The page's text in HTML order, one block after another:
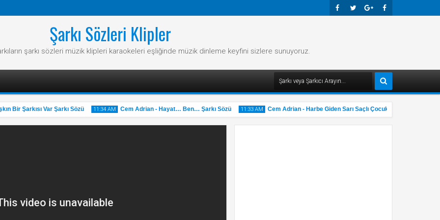
Şarkı Sözleri Klipler
şarkı sözleri müzik klipleri karaokeleri eşliğinde müzik dinleme keyfini sizlere sunuyoruz.
Şarkısı Var Şarkı Sözü 11:34 AM Cem Adrian - Hayat… Ben… Şarkı Sözü 11:33 AM Cem Adrian - Harbe Giden Sarı Saçlı Çocuk Şarkı Sözü